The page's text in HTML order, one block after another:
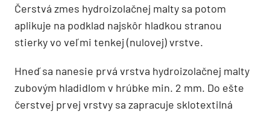
Čerstvá zmes hydroizolačnej malty sa potom
aplikuje na podklad najskôr hladkou stranou
stierky vo veľmi tenkej (nulovej) vrstve.
Hneď sa nanesie prvá vrstva hydroizolačnej malty
zubovým hladidlom v hrúbke min. 2 mm. Do ešte
čerstvej prvej vrstvy sa zapracuje sklotextilná